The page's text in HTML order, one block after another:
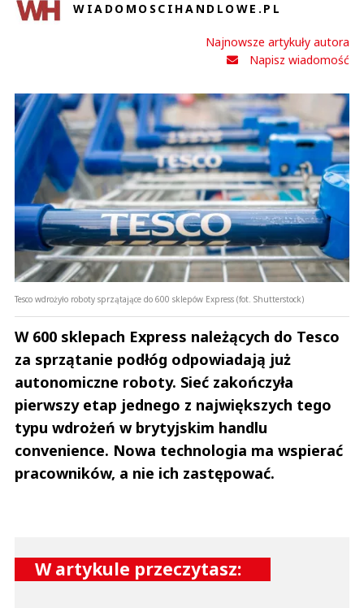
WIADOMOSCIHANDLOWE.PL
Najnowsze artykuły autora
Napisz wiadomość
Tesco wdrożyło roboty sprzątające do 600 sklepów Express (fot. Shutterstock)
W 600 sklepach Express należących do Tesco
za sprzątanie podłóg odpowiadają już
autonomiczne roboty. Sieć zakończyła
pierwszy etap jednego z największych tego
typu wdrożeń w brytyjskim handlu
convenience. Nowa technologia ma wspierać
pracowników, a nie ich zastępować.
W artykule przeczytasz: